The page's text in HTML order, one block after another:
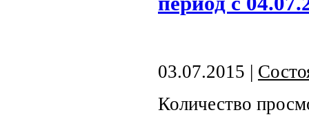
03.07.2015 |
Количество